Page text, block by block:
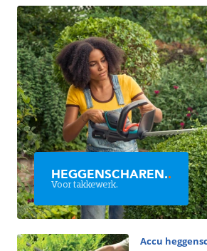
HEGGENSCHAREN..
Voor takkewerk.
Accu